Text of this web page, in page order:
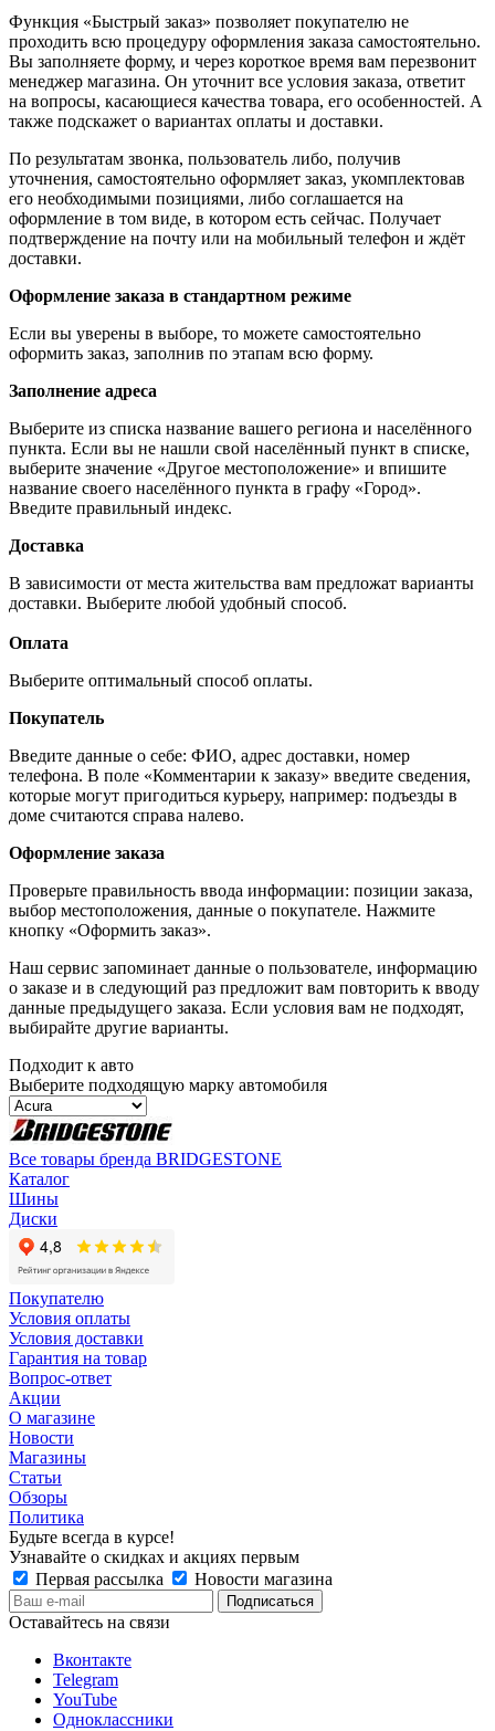
Функция «Быстрый заказ» позволяет покупателю не
проходить всю процедуру оформления заказа самостоятельно.
Вы заполняете форму, и через короткое время вам перезвонит
менеджер магазина. Он уточнит все условия заказа, ответит
на вопросы, касающиеся качества товара, его особенностей. А
также подскажет о вариантах оплаты и доставки.
По результатам звонка, пользователь либо, получив
уточнения, самостоятельно оформляет заказ, укомплектовав
его необходимыми позициями, либо соглашается на
оформление в том виде, в котором есть сейчас. Получает
подтверждение на почту или на мобильный телефон и ждёт
доставки.
Оформление заказа в стандартном режиме
Если вы уверены в выборе, то можете самостоятельно
оформить заказ, заполнив по этапам всю форму.
Заполнение адреса
Выберите из списка название вашего региона и населённого
пункта. Если вы не нашли свой населённый пункт в списке,
выберите значение «Другое местоположение» и впишите
название своего населённого пункта в графу «Город».
Введите правильный индекс.
Доставка
В зависимости от места жительства вам предложат варианты
доставки. Выберите любой удобный способ.
Оплата
Выберите оптимальный способ оплаты.
Покупатель
Введите данные о себе: ФИО, адрес доставки, номер
телефона. В поле «Комментарии к заказу» введите сведения,
которые могут пригодиться курьеру, например: подъезды в
доме считаются справа налево.
Оформление заказа
Проверьте правильность ввода информации: позиции заказа,
выбор местоположения, данные о покупателе. Нажмите
кнопку «Оформить заказ».
Наш сервис запоминает данные о пользователе, информацию
о заказе и в следующий раз предложит вам повторить к вводу
данные предыдущего заказа. Если условия вам не подходят,
выбирайте другие варианты.
Подходит к авто
Выберите подходящую марку автомобиля
Все товары бренда BRIDGESTONE
Каталог
Шины
Диски
Покупателю
Условия оплаты
Условия доставки
Гарантия на товар
Вопрос-ответ
Акции
О магазине
Новости
Магазины
Статьи
Обзоры
Политика
Будьте всегда в курсе!
Узнавайте о скидках и акциях первым
Первая рассылка
Новости магазина
Оставайтесь на связи
Вконтакте
Telegram
YouTube
Одноклассники